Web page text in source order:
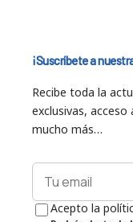
¡Suscríbete a
Recibe toda la
exclusivas,
mucho más…
Acepto la